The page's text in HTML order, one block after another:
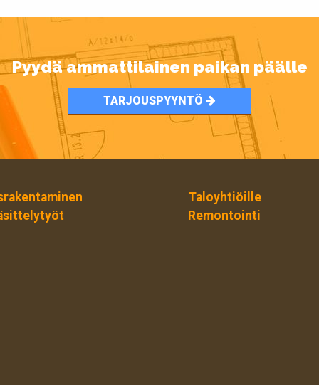
Pyydä ammattilainen paikan päälle
TARJOUSPYYNTÖ
Taloyhtiöille
Remontointi